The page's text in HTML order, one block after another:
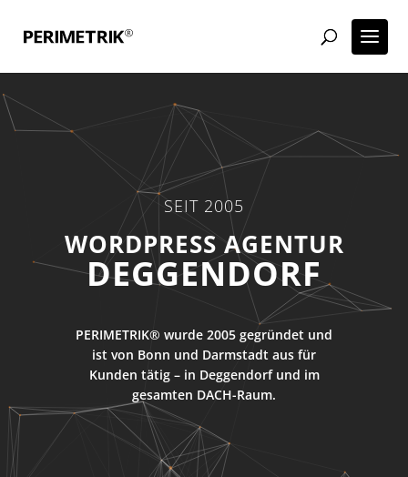
SEIT 2005
WORDPRESS AGENTUR
DEGGENDORF
PERIMETRIK® wurde 2005 gegründet und
ist von Bonn und Darmstadt aus für
Kunden tätig – in Deggendorf und im
gesamten DACH-Raum.